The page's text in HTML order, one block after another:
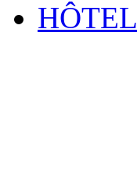
HÔTEL